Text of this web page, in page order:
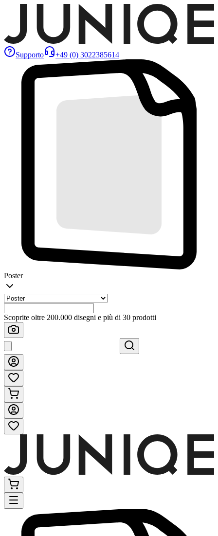
Supporto +49 (0) 3022385614
Poster
Scoprite oltre 200.000 disegni e più di 30 prodotti